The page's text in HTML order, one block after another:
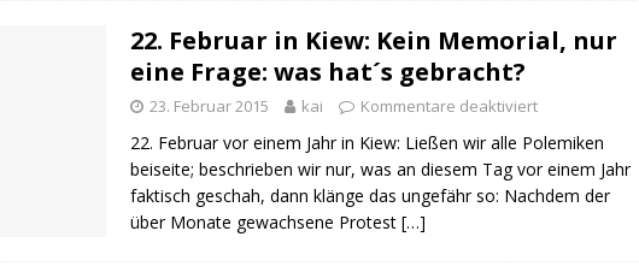
22. Februar in Kiew: Kein Memorial, nur
eine Frage: was hat´s gebracht?
23. Februar 2015 kai Kommentare deaktiviert
22. Februar vor einem Jahr in Kiew: Ließen wir alle Polemiken
beiseite; beschrieben wir nur, was an diesem Tag vor einem Jahr
faktisch geschah, dann klänge das ungefähr so: Nachdem der
über Monate gewachsene Protest […]